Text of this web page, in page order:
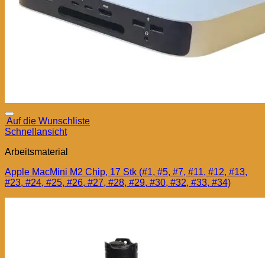
Auf die Wunschliste
Schnellansicht
Arbeitsmaterial
Apple MacMini M2 Chip, 17 Stk (#1, #5, #7, #11, #12, #13,
#23, #24, #25, #26, #27, #28, #29, #30, #32, #33, #34)